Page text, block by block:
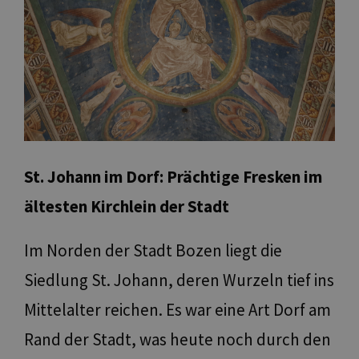
St. Johann im Dorf: Prächtige Fresken im
ältesten Kirchlein der Stadt
Im Norden der Stadt Bozen liegt die
Siedlung St. Johann, deren Wurzeln tief ins
Mittelalter reichen. Es war eine Art Dorf am
Rand der Stadt, was heute noch durch den